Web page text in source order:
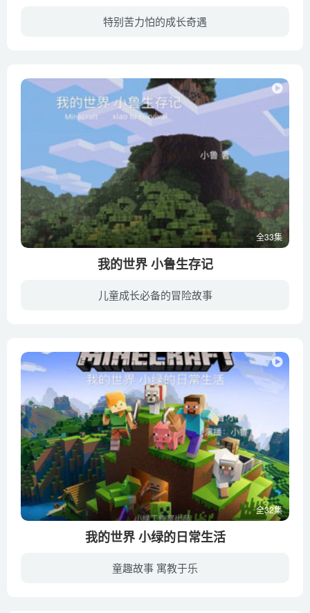
特别苦力怕的成长奇遇
全33集
我的世界 小鲁生存记
儿童成长必备的冒险故事
全32集
我的世界 小绿的日常生活
童趣故事 寓教于乐